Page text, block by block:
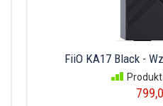
FiiO KA17 Black -